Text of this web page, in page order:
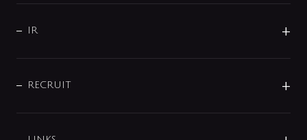
配管システム
バス・空調周辺用品
じぶんシャワーが見つかる
会社概要
事業所案内
よくあるご質問
データダウンロード
IR
IRニュース
RECRUIT